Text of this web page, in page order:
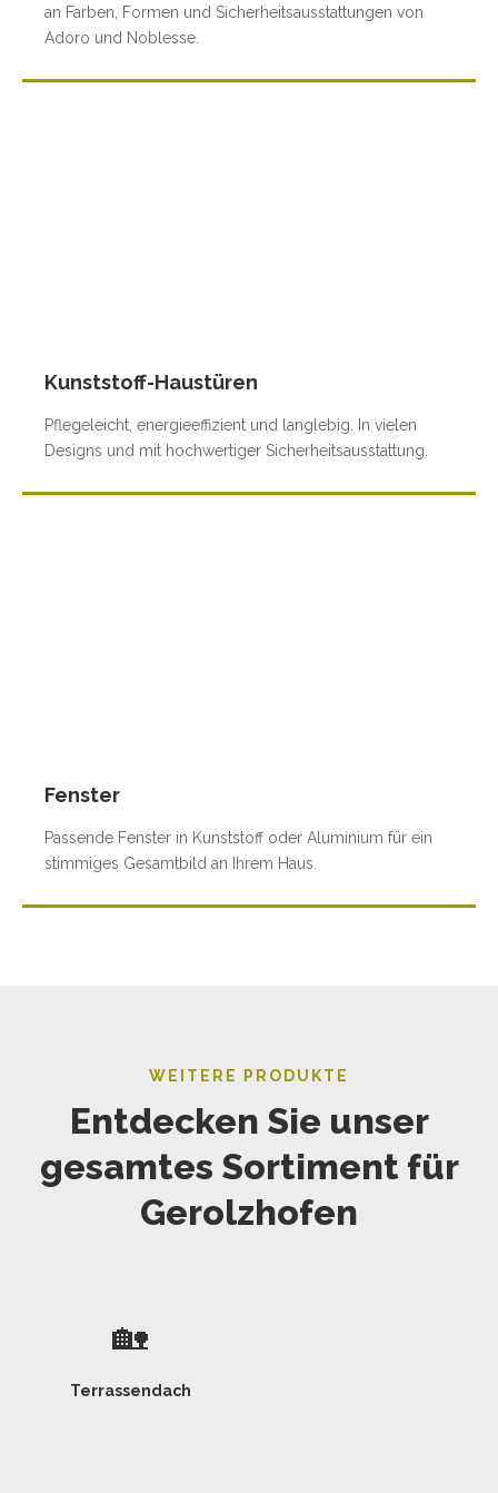
an Farben, Formen und Sicherheitsausstattungen von
Adoro und Noblesse.
Kunststoff-Haustüren
Pflegeleicht, energieeffizient und langlebig. In vielen
Designs und mit hochwertiger Sicherheitsausstattung.
Fenster
Passende Fenster in Kunststoff oder Aluminium für ein
stimmiges Gesamtbild an Ihrem Haus.
WEITERE PRODUKTE
Entdecken Sie unser
gesamtes Sortiment für
Gerolzhofen
🏡
Terrassendach